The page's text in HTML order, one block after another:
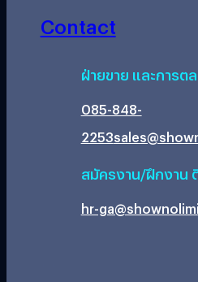
Contact
ฝ่ายขาย และการต
085-848-
2253
สมัครงาน/ฝึกงาน
hr-